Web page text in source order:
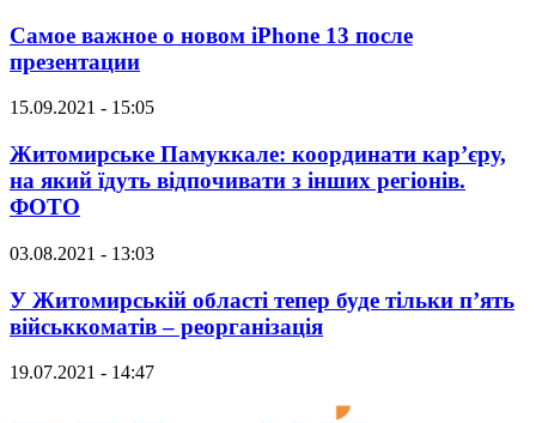
Самое важное о новом iPhone 13 после
презентации
15.09.2021 - 15:05
Житомирське Памуккале: координати кар’єру,
на який їдуть відпочивати з інших регіонів.
ФОТО
03.08.2021 - 13:03
У Житомирській області тепер буде тільки п’ять
військкоматів – реорганізація
19.07.2021 - 14:47